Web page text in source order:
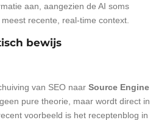
aan, aangezien de AI soms
recente, real-time context.
bewijs
van SEO naar Source Engine
pure theorie, maar wordt direct in
voorbeeld is het receptenblog in